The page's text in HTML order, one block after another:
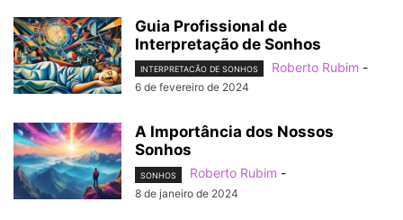
Guia Profissional de
Interpretação de Sonhos
INTERPRETACÃO DE SONHOS Roberto Rubim -
6 de fevereiro de 2024
A Importância dos Nossos
Sonhos
SONHOS Roberto Rubim -
8 de janeiro de 2024